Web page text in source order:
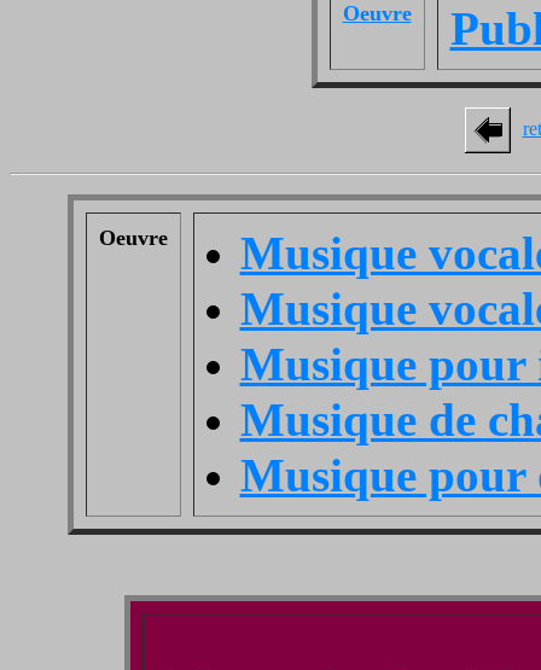
Oeuvre
Oeuvre
Musique
Musique
Musique
Musique de
Musique pour